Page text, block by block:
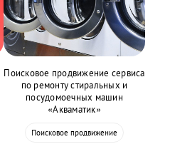
Поисковое продвижение сервиса
по ремонту стиральных и
посудомоечных машин
«Акваматик»
Поисковое продвижение